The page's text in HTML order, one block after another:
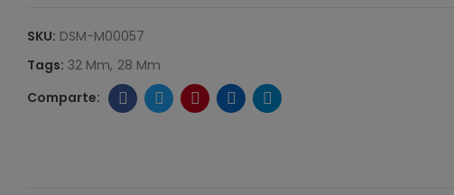
SKU: DSM-M00057
Tags: 32 Mm 28 Mm